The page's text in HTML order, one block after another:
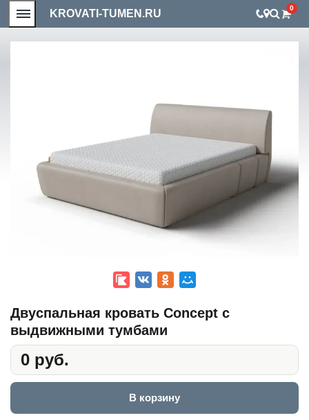
KROVATI-TUMEN.RU 0
Двуспальная кровать Concept с
выдвижными тумбами
0 руб.
В корзину